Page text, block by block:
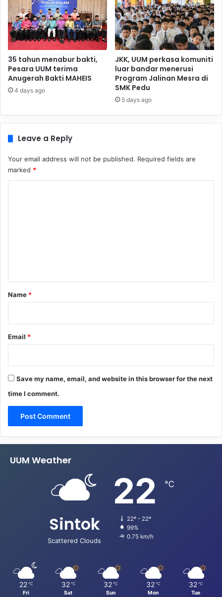
35 tahun menabur bakti,
Pesara UUM terima
Anugerah Bakti MAHEIS
4 days ago
JKK, UUM perkasa komuniti
luar bandar menerusi
Program Jalinan Mesra di
SMK Pedu
5 days ago
Leave a Reply
Your email address will not be published. Required fields are
marked *
*
Name *
Email *
Save my name, email, and website in this browser for the next
time I comment.
UUM Weather
Sintok
Scattered Clouds
22 ℃
22º - 22º
99%
0.75 km/h
22 ℃
Fri
32 ℃
Sat
32 ℃
Sun
32 ℃
Mon
32 ℃
Tue